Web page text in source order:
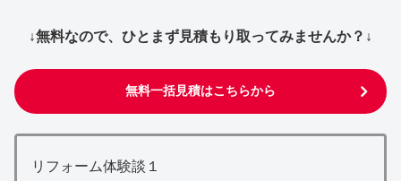
↓無料なので、ひとまず見積もり取ってみませんか？↓
無料一括見積はこちらから
リフォーム体験談１